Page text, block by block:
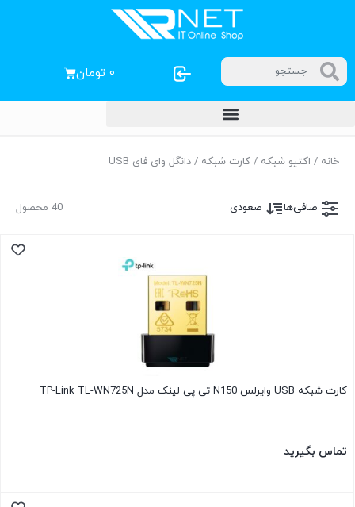
۰ تومان
خانه / اکتیو شبکه / کارت شبکه / دانگل وای فای USB
40 محصول صافی‌ها صعودی
کارت شبکه USB وایرلس N150 تی پی لینک مدل TP-Link TL-WN725N
تماس بگیرید